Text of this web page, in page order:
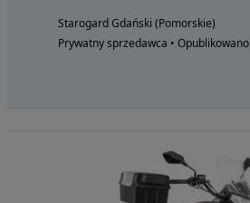
Starogard Gdański (Pomorskie)
Prywatny sprzedawca • Opublikowano